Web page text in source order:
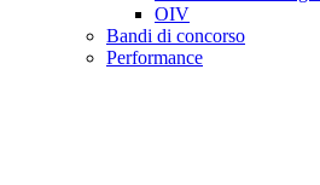
OIV
Bandi di concorso
Performance